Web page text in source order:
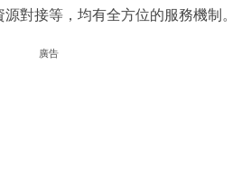
對接等，均有全方位的服務機制。
廣告